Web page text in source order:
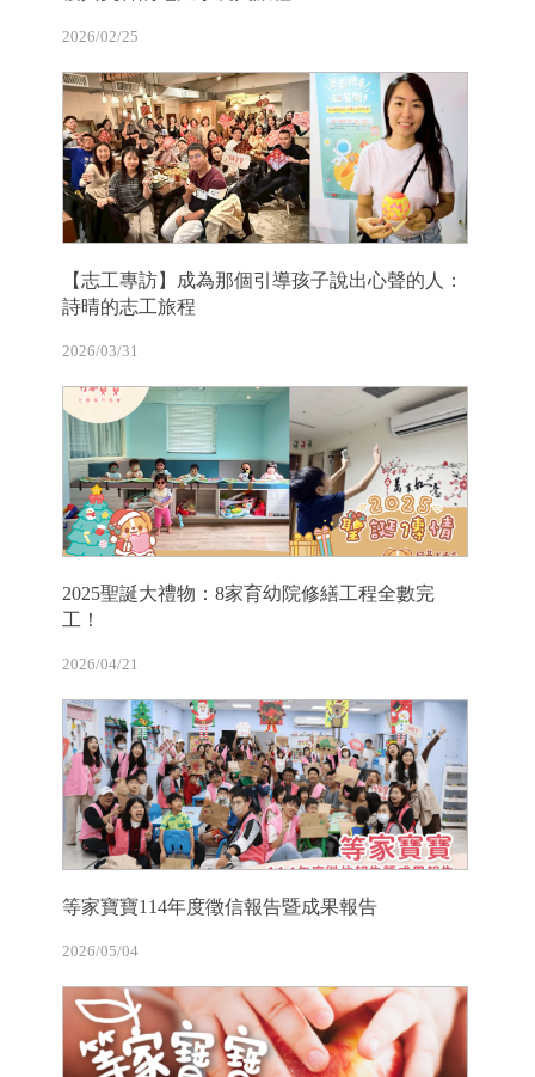
2026/02/25
【志工專訪】成為那個引導孩子說出心聲的人：
詩晴的志工旅程
2026/03/31
2025聖誕大禮物：8家育幼院修繕工程全數完
工！
2026/04/21
等家寶寶114年度徵信報告暨成果報告
2026/05/04